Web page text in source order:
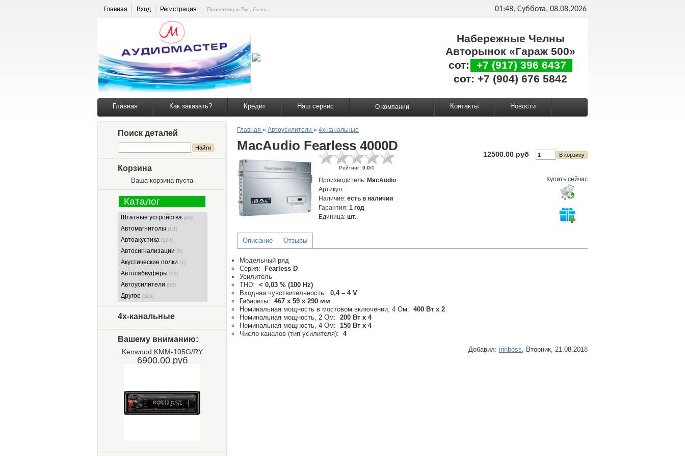
Главная Вход Регистрация Приветствую Вас Гость 01:48, Суббота, 08.08.2026
Набережные Челны
Авторынок «Гараж 500»
сот:
+7 (917) 396 6437
сот: +7 (904) 676 5842
Главная Как заказать? Кредит Наш сервис О компании Контакты Новости
Поиск деталей
Корзина
Ваша корзина пуста
Каталог
Штатные устройства (48)
Автомагнитолы (19)
Автоакустика (124)
Автосигнализации (8)
Акустические полки (1)
Автосабвуферы (18)
Автоусилители (53)
Другое (116)
4х-канальные
Вашему вниманию:
Kenwood KMM-105G/RY
6900.00 руб
Главная » Автоусилители » 4х-канальные
MacAudio Fearless 4000D
Рейтинг: 0.0/0
12500.00 руб
Производитель: MacAudio
Артикул:
Наличие: есть в наличии
Гарантия: 1 год
Единица: шт.
Купить сейчас
Описание Отзывы
Модельный ряд
Серия:
Fearless D
Усилитель
THD: < 0,03 % (100 Hz)
Входная чувствительность: 0,4 – 4 V
Габариты: 467 x 59 x 290 мм
Номинальная мощность в мостовом включении, 4 Ом: 400 Вт х 2
Номинальная мощность, 2 Ом: 200 Вт х 4
Номинальная мощность, 4 Ом: 150 Вт х 4
Число каналов (тип усилителя): 4
Добавил: irinboss, Вторник, 21.08.2018